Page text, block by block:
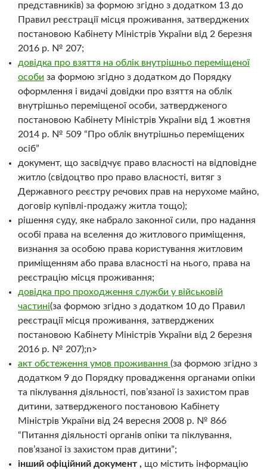
представників) за формою згідно з додатком 13 до
Правил реєстрації місця проживання, затверджених
постановою Кабінету Міністрів України від 2 березня
2016 р. № 207;
довідка про взяття на облік внутрішньо переміщеної
особи за формою згідно з додатком до Порядку
оформлення і видачі довідки про взяття на облік
внутрішньо переміщеної особи, затвердженого
постановою Кабінету Міністрів України від 1 жовтня
2014 р. № 509 “Про облік внутрішньо переміщених
осіб”
документ, що засвідчує право власності на відповідне
житло (свідоцтво про право власності, витяг з
Державного реєстру речових прав на нерухоме майно,
договір купівлі-продажу житла тощо);
рішення суду, яке набрало законної сили, про надання
особі права на вселення до житлового приміщення,
визнання за особою права користування житловим
приміщенням або права власності на нього, права на
реєстрацію місця проживання;
довідка про проходження служби у військовій
частині(за формою згідно з додатком 10 до Правил
реєстрації місця проживання, затверджених
постановою Кабінету Міністрів України від 2 березня
2016 р. № 207);n>
акт обстеження умов проживання (за формою згідно з
додатком 9 до Порядку провадження органами опіки
та піклування діяльності, пов’язаної із захистом прав
дитини, затвердженого постановою Кабінету
Міністрів України від 24 вересня 2008 р. № 866
“Питання діяльності органів опіки та піклування,
пов’язаної із захистом прав дитини”;
інший офіційний документ , що містить інформацію